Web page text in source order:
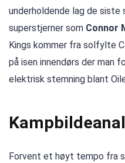
underholdende lag de siste
superstjerner som Connor
Kings kommer fra solfylte
på isen innendørs der man
elektrisk stemning blant
Forvent et høyt tempo fra